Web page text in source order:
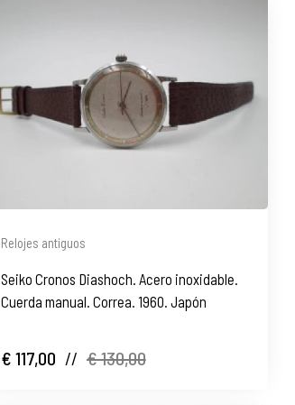
Relojes antiguos
Seiko Cronos Diashoch. Acero inoxidable.
Cuerda manual. Correa. 1960. Japón
€ 117,00 // € 130,00